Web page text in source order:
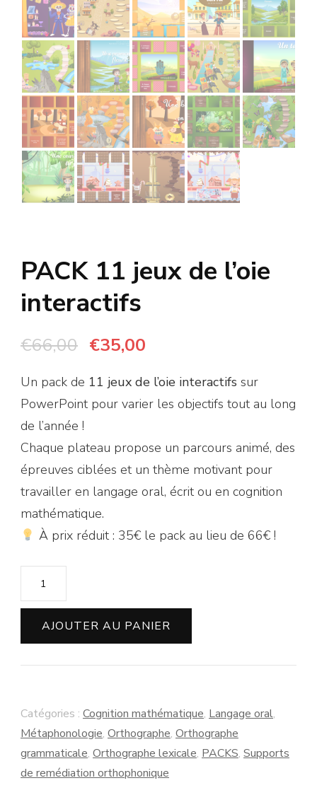
PACK 11 jeux de l’oie
interactifs
€66,00 Le
initial
était :
€66,00.
€35,00
actuel
est :
Un pack de 11 jeux de l’oie interactifs sur
PowerPoint pour varier les objectifs tout au long
de l’année !
Chaque plateau propose un parcours animé, des
épreuves ciblées et un thème motivant pour
travailler en langage oral, écrit ou en cognition
mathématique.
À prix réduit : 35€ le pack au lieu de 66€ !
quantité
de
PACK
11
jeux
l'oie
interactifs
AJOUTER AU PANIER
Catégories : Cognition mathématique, Langage oral,
Métaphonologie, Orthographe, Orthographe
grammaticale, Orthographe lexicale, PACKS, Supports
de remédiation orthophonique